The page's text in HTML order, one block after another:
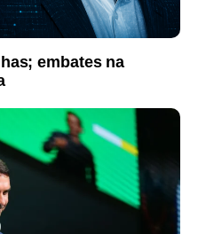
embates na